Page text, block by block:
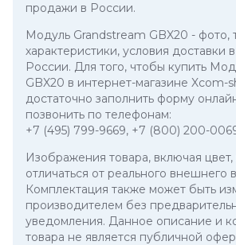
продажи в России.
Модуль Grandstream GBX20 - фото,
характеристики, условия доставки
России. Для того, чтобы купить
GBX20 в интернет-магазине Xcom-
достаточно заполнить форму
позвонить по телефонам:
+7 (495) 799-9669, +7 (800) 200-
Изображения товара, включая цвет,
отличаться от реального внешнего
Комплектация также может быть
производителем без
уведомления. Данное описание и
товара не является публичной